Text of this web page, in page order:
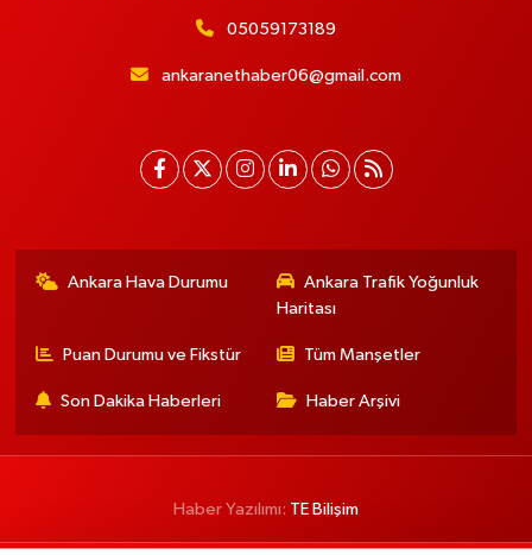
05059173189
ankaranethaber06@gmail.com
Ankara Hava Durumu
Ankara Trafik Yoğunluk
Haritası
Puan Durumu ve Fikstür Tüm Manşetler
Son Dakika Haberleri Haber Arşivi
Haber Yazılımı: TE Bilişim